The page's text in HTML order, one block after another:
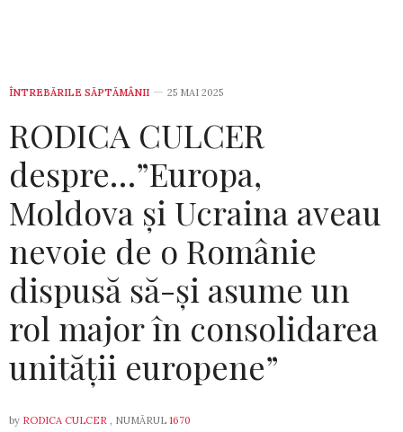
ÎNTREBĂRILE SĂPTĂMÂNII 25 MAI 2025
RODICA CULCER
despre…”Europa,
Moldova și Ucraina aveau
nevoie de o Românie
dispusă să-și asume un
rol major în consolidarea
unității europene”
by RODICA CULCER , NUMĂRUL 1670